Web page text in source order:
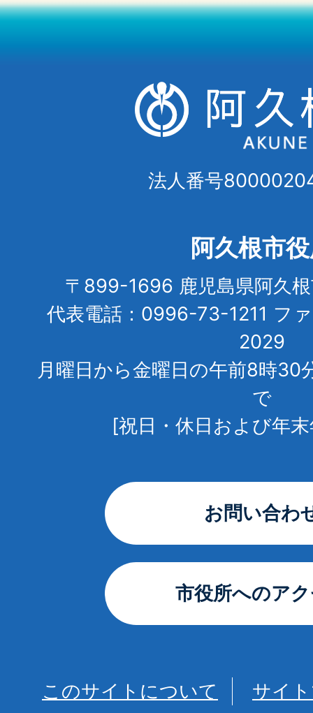
法人番号
阿久根市
〒899-1696 鹿児島県阿久
代表電話：0996-73-1211 フ
2029
月曜日から金曜日の午前8時30
で
[祝日・休日および年
お問い合わ
市役所へのア
このサイトについて
サイ